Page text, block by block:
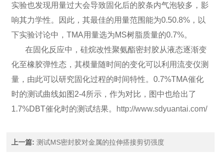
实验也发现用量过大会导致固化后的胶条内气泡较多，影
响其力学性。因此，其最佳的用量范围能为0.50.8%，以
下实验讨论中，TMA用量选为MS树脂质量的0.7%。
在固化反应中，硅烷改性聚氨酯密封胶从液态逐渐变
化至橡胶弹性态，其模量随时间的变化可以利用流变仪测
量，由此可以研究固化过程的时间特性。0.7%TMA催化
时的测试曲线如图2-4所示，作为对比，图中也给出了
1.7%DBT催化时的测试结果。 http://www.sdyuantai.com/
上一篇: 测试MS密封胶对金属的拉伸搭接剪切强度